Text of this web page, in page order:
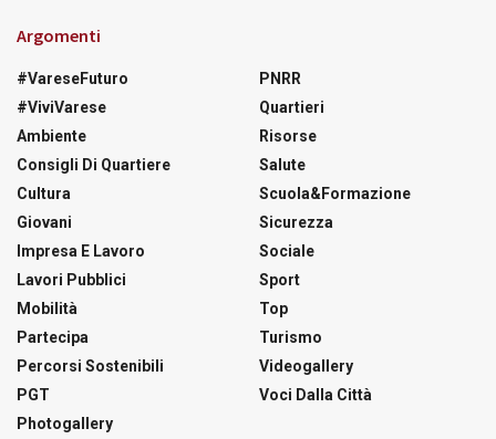
Argomenti
#VareseFuturo
#ViviVarese
Ambiente
Consigli Di Quartiere
Cultura
Giovani
Impresa E Lavoro
Lavori Pubblici
Mobilità
Partecipa
Percorsi Sostenibili
PGT
Photogallery
PNRR
Quartieri
Risorse
Salute
Scuola&Formazione
Sicurezza
Sociale
Sport
Top
Turismo
Videogallery
Voci Dalla Città